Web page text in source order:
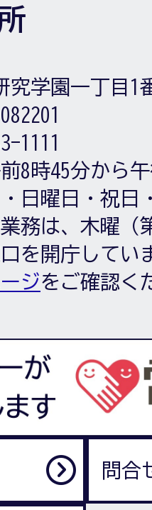
究学園一丁目1
1111
8時45分から
日曜日・祝日
務は、木曜（
を開庁してい
ジをご確認く
問合